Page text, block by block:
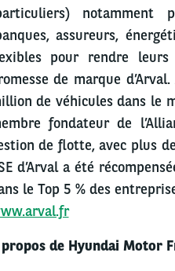
notamment
assureurs,
pour rendre
de marque
de véhicules dans le
fondateur de
de flotte, avec plus
d’Arval a été
le Top 5 % des
propos de Hyundai Motor